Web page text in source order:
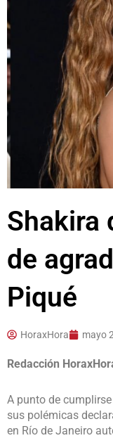
Shakira
de
Piqué
HoraxHora mayo
Redacción
A punto de
sus polémicas
en Río de Janeiro